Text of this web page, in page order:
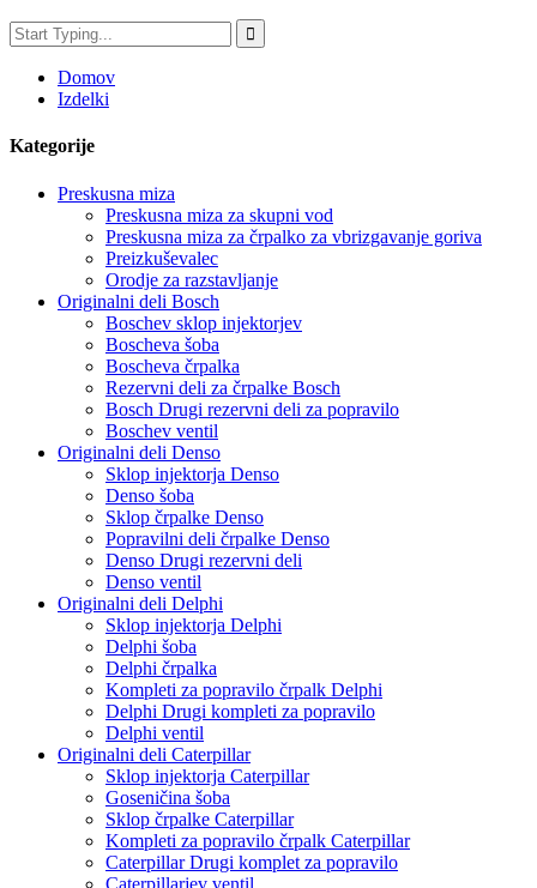
Domov
Izdelki
Kategorije
Preskusna miza
Preskusna miza za skupni vod
Preskusna miza za črpalko za vbrizgavanje goriva
Preizkuševalec
Orodje za razstavljanje
Originalni deli Bosch
Boschev sklop injektorjev
Boscheva šoba
Boscheva črpalka
Rezervni deli za črpalke Bosch
Bosch Drugi rezervni deli za popravilo
Boschev ventil
Originalni deli Denso
Sklop injektorja Denso
Denso šoba
Sklop črpalke Denso
Popravilni deli črpalke Denso
Denso Drugi rezervni deli
Denso ventil
Originalni deli Delphi
Sklop injektorja Delphi
Delphi šoba
Delphi črpalka
Kompleti za popravilo črpalk Delphi
Delphi Drugi kompleti za popravilo
Delphi ventil
Originalni deli Caterpillar
Sklop injektorja Caterpillar
Goseničina šoba
Sklop črpalke Caterpillar
Kompleti za popravilo črpalk Caterpillar
Caterpillar Drugi komplet za popravilo
Caterpillarjev ventil